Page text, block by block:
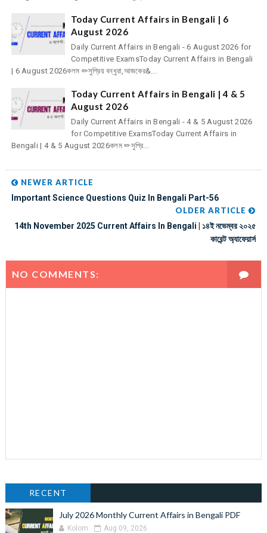
Today Current Affairs in Bengali | 6
August 2026
Daily Current Affairs in Bengali - 6 August 2026 for
Competitive ExamsToday Current Affairs in Bengali
| 6 August 2026কলম ✏সুপ্রিয় বন্ধুরা,আজকের&...
Today Current Affairs in Bengali | 4 & 5
August 2026
Daily Current Affairs in Bengali - 4 & 5 August 2026
for Competitive ExamsToday Current Affairs in
Bengali | 4 & 5 August 2026কলম ✏সুপ্রি...
NEWER ARTICLE
Important Science Questions Quiz In Bengali Part-56
OLDER ARTICLE
14th November 2025 Current Affairs In Bengali | ১৪ই নভেম্বর ২০২৫
কারেন্ট অ্যাফেয়ার্স
NO COMMENTS:
RECENT
July 2026 Monthly Current Affairs in Bengali PDF
Kolom Aug 09, 2026